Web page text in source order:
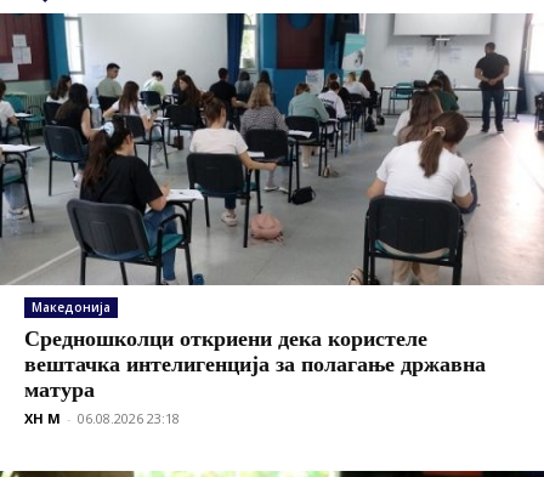
Македонија
Средношколци откриени дека користеле
вештачка интелигенција за полагање државна
матура
XH M - 06.08.2026 23:18